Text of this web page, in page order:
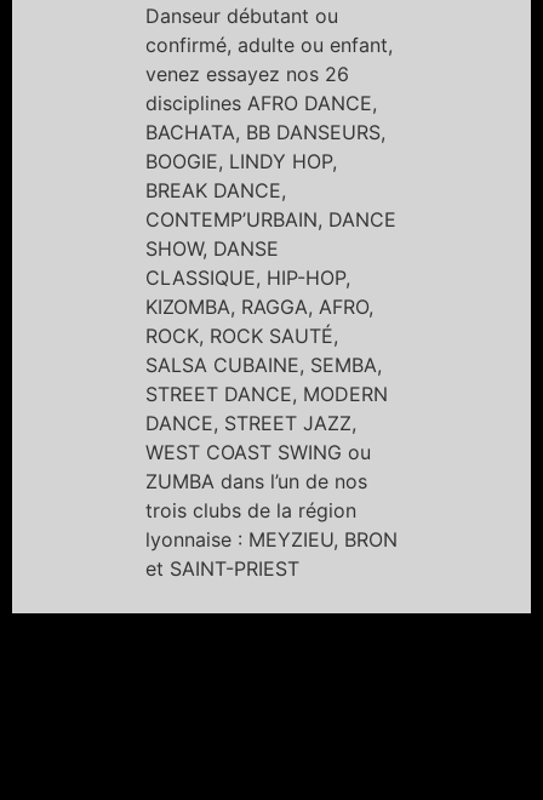
Danseur débutant ou
confirmé, adulte ou enfant,
venez essayez nos 26
disciplines AFRO DANCE,
BACHATA, BB DANSEURS,
BOOGIE, LINDY HOP,
BREAK DANCE,
CONTEMP’URBAIN, DANCE
SHOW, DANSE
CLASSIQUE, HIP-HOP,
KIZOMBA, RAGGA, AFRO,
ROCK, ROCK SAUTÉ,
SALSA CUBAINE, SEMBA,
STREET DANCE, MODERN
DANCE, STREET JAZZ,
WEST COAST SWING ou
ZUMBA dans l’un de nos
trois clubs de la région
lyonnaise : MEYZIEU, BRON
et SAINT-PRIEST